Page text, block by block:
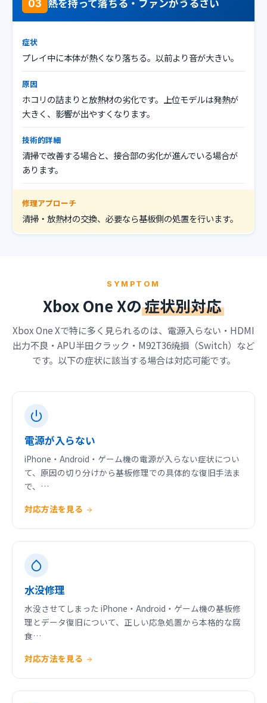
03
症状
プレイ中に本体が熱くなり落ちる。以前より音が大きい。
原因
ホコリの詰まりと放熱材の劣化です。上位モデルは発熱が
大きく、影響が出やすくなります。
技術的詳細
清掃で改善する場合と、接合部の劣化が進んでいる場合が
あります。
修理アプローチ
清掃・放熱材の交換、必要なら基板側の処置を行います。
SYMPTOM
Xbox One Xの症状別対応
Xbox One Xで特に多く見られるのは、電源入らない・HDMI
出力不良・APU半田クラック・M92T36焼損（Switch）など
です。以下の症状に該当する場合は対応可能です。
電源が入らない
iPhone・Android・ゲーム機の電源が入らない症状につい
て、原因の切り分けから基板修理での具体的な復旧手法ま
で、…
対応方法を見る
水没修理
水没させてしまった iPhone・Android・ゲーム機の基板修
理とデータ復旧について、正しい応急処置から本格的な腐
食…
対応方法を見る